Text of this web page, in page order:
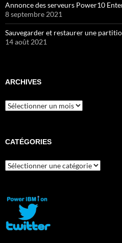
Annonce des serveurs Power10
8 septembre 2021
Sauvegarder et restaurer une
14 août 2021
ARCHIVES
Archives
CATÉGORIES
Catégories